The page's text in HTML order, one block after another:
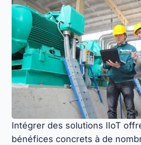
Intégrer des solutions IIoT
bénéfices concrets à de